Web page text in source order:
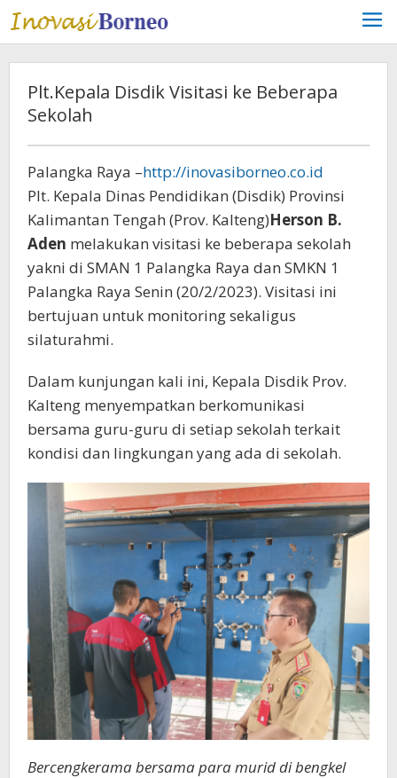
Lewati
ke
konten
Plt.Kepala Disdik Visitasi ke Beberapa
Sekolah
Palangka Raya –http://inovasiborneo.co.id
Plt. Kepala Dinas Pendidikan (Disdik) Provinsi
Kalimantan Tengah (Prov. Kalteng)Herson B.
Aden melakukan visitasi ke beberapa sekolah
yakni di SMAN 1 Palangka Raya dan SMKN 1
Palangka Raya Senin (20/2/2023). Visitasi ini
bertujuan untuk monitoring sekaligus
silaturahmi.
Dalam kunjungan kali ini, Kepala Disdik Prov.
Kalteng menyempatkan berkomunikasi
bersama guru-guru di setiap sekolah terkait
kondisi dan lingkungan yang ada di sekolah.
Bercengkerama bersama para murid di bengkel